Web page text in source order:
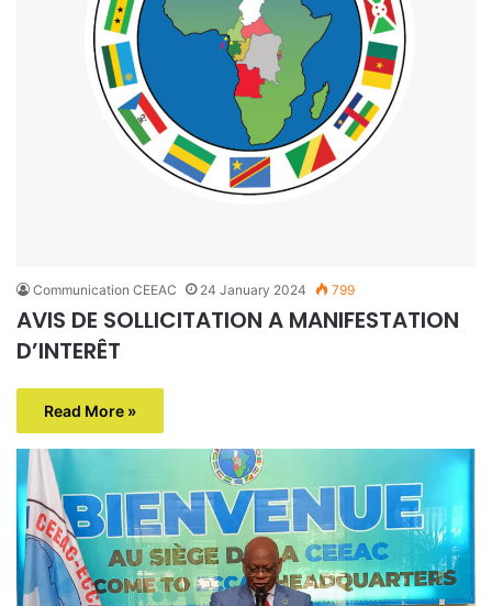
Communication CEEAC 24 January 2024 799
AVIS DE SOLLICITATION A MANIFESTATION
D’INTERÊT
Read More »